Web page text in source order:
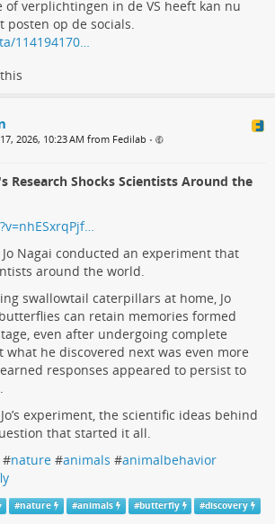
verplichtingen in de VS heeft kan nu
op de socials.
114194170…
2026, 10:23 AM from Fedilab •
Research Shocks Scientists Around the
Nagai conducted an experiment that
around the world.
swallowtail caterpillars at home, Jo
can retain memories formed
even after undergoing complete
what he discovered next was even more
responses appeared to persist to
experiment, the scientific ideas behind
that started it all.
#nature #animals #animalbehavior
#nature #animals #butterfly #discovery